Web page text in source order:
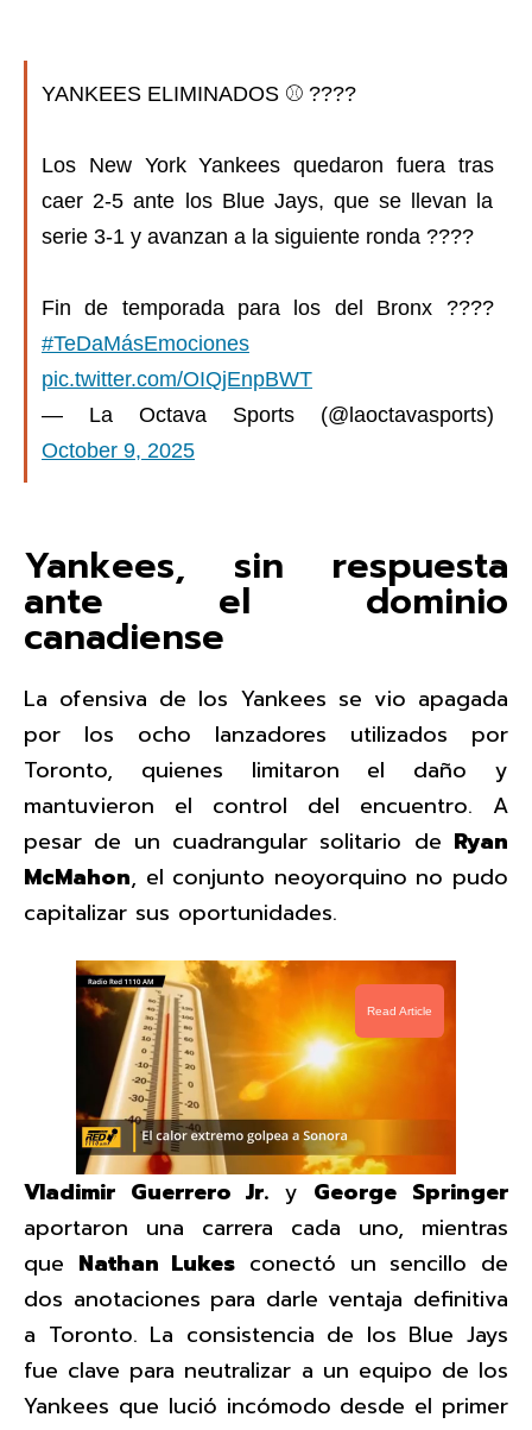
YANKEES ELIMINADOS ⚾️ ????
Los New York Yankees quedaron fuera tras
caer 2-5 ante los Blue Jays, que se llevan la
serie 3-1 y avanzan a la siguiente ronda ????
Fin de temporada para los del Bronx ????
#TeDaMásEmociones
pic.twitter.com/OIQjEnpBWT
— La Octava Sports (@laoctavasports)
October 9, 2025
Yankees, sin respuesta
ante el dominio
canadiense
La ofensiva de los Yankees se vio apagada
por los ocho lanzadores utilizados por
Toronto, quienes limitaron el daño y
mantuvieron el control del encuentro. A
pesar de un cuadrangular solitario de Ryan
McMahon, el conjunto neoyorquino no pudo
capitalizar sus oportunidades.
Read Article
Vladimir Guerrero Jr. y George Springer
aportaron una carrera cada uno, mientras
que Nathan Lukes conectó un sencillo de
dos anotaciones para darle ventaja definitiva
a Toronto. La consistencia de los Blue Jays
fue clave para neutralizar a un equipo de los
Yankees que lució incómodo desde el primer